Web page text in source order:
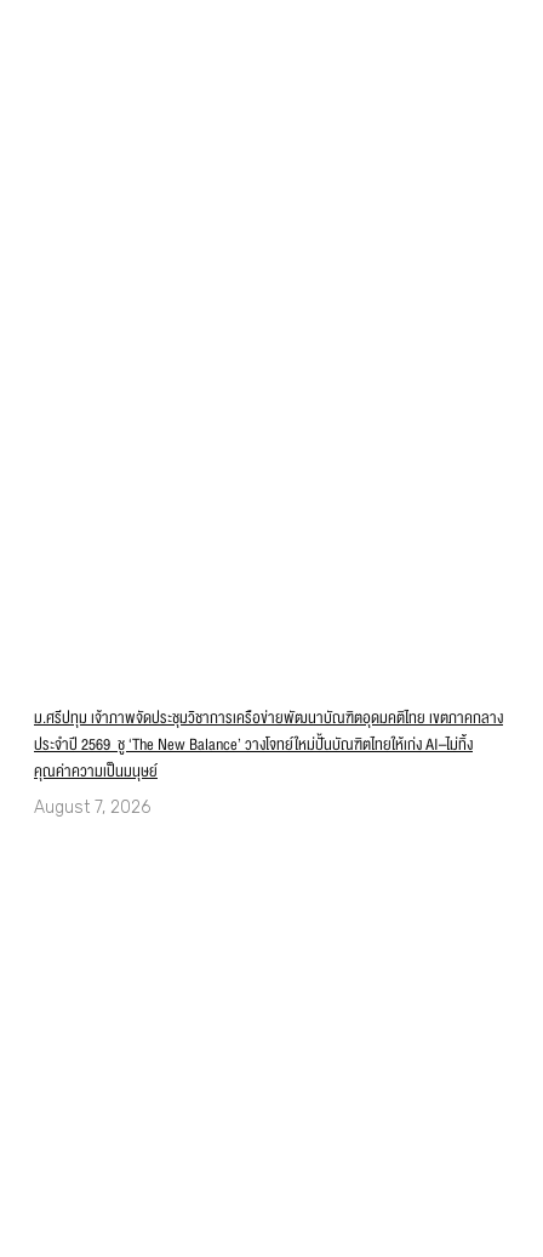
ม.ศรีปทุม เจ้าภาพจัดประชุมวิชาการเครือข่ายพัฒนาบัณฑิตอุดมคติไทย เขตภาคกลาง
ประจำปี 2569 ชู ‘The New Balance’ วางโจทย์ใหม่ปั้นบัณฑิตไทยให้เก่ง AI–ไม่ทิ้ง
คุณค่าความเป็นมนุษย์
August 7, 2026